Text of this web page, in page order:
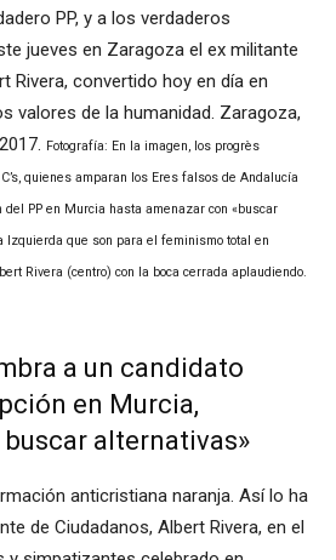
PP, y a los verdaderos
jueves en Zaragoza el ex militante
Rivera, convertido hoy en día en
valores de la humanidad. Zaragoza,
Fotografía: En la imagen, los progrès
quienes amparan los Eres falsos de Andalucía
del PP en Murcia hasta amenazar con «buscar
Izquierda que son para el feminismo total en
Rivera (centro) con la boca cerrada aplaudiendo.
a un candidato
en Murcia,
alternativas»
anticristiana naranja. Así lo ha
de Ciudadanos, Albert Rivera, en el